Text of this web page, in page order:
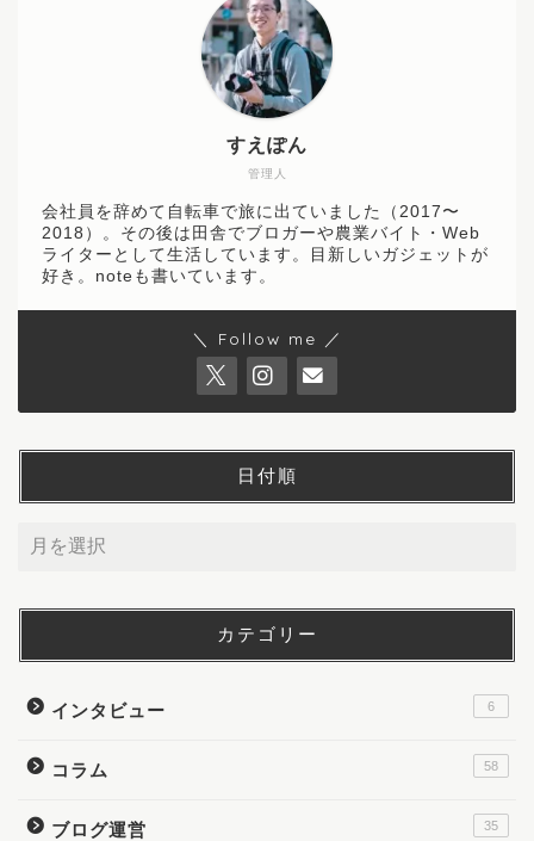
管理人
すえぽん
会社員を辞めて自転車で旅に出ていました（2017〜
2018）。その後は田舎でブロガーや農業バイト・Web
ライターとして生活しています。目新しいガジェットが
好き。noteも書いています。
＼ Follow me ／
日付順
カテゴリー
インタビュー 6
コラム 58
ブログ運営 35